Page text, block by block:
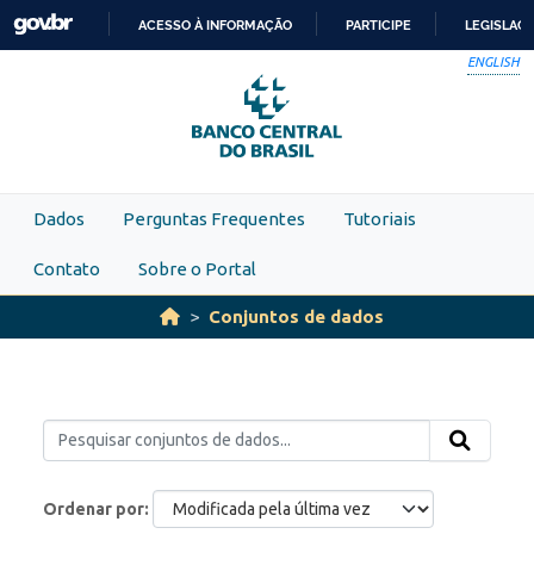
Skip to main content
PARA
O
CONTEÚDO
ACESSO À INFORMAÇÃO PARTICIPE
ENGLISH
Dados Perguntas Frequentes Tutoriais
Contato Sobre o Portal
Conjuntos de dados
Ordenar por